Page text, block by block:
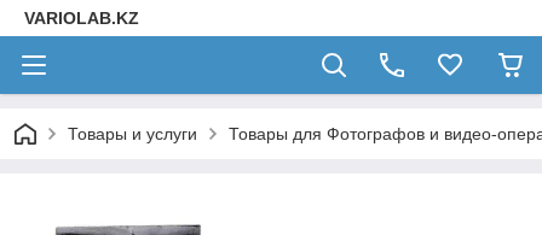
VARIOLAB.KZ
Товары и услуги Товары для Фотографов и видео-